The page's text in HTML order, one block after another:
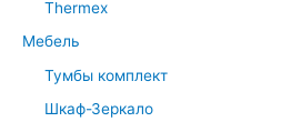
Thermex
Мебель
Тумбы комплект
Шкаф-Зеркало